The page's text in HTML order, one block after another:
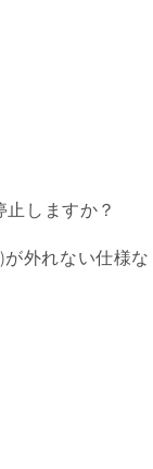
しますか？
外れない仕様な